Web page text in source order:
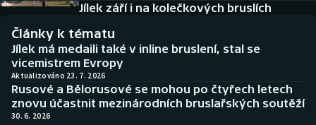
Biatlon
Boby a skeleton
Aplikace ČT sport
AZ kvíz
Jílek září i na kolečkových bruslích
Články k tématu
Jílek má medaili také v inline bruslení, stal se
vicemistrem Evropy
Aktualizováno 23. 7. 2026
Rusové a Bělorusové se mohou po čtyřech letech
znovu účastnit mezinárodních bruslařských soutěží
30. 6. 2026